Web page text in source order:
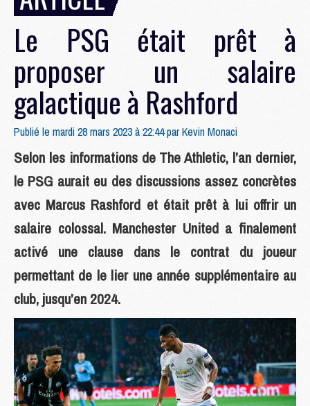
Le PSG était prêt à
proposer un salaire
galactique à Rashford
Publié le mardi 28 mars 2023 à 22:44 parKevin Monaci
Selon les informations de The Athletic, l’an dernier,
le PSG aurait eu des discussions assez concrètes
avec Marcus Rashford et était prêt à lui offrir un
salaire colossal. Manchester United a finalement
activé une clause dans le contrat du joueur
permettant de le lier une année supplémentaire au
club, jusqu’en 2024.